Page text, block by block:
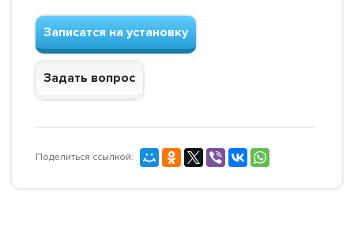
Записатся на установку
Задать вопрос
Поделиться ссылкой: